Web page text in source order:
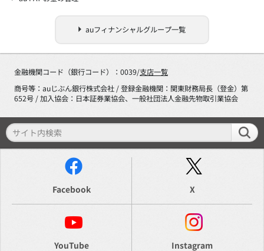
auフィナンシャルグループ一覧
金融機関コード（銀行コード）：0039/支店一覧
商号等：auじぶん銀行株式会社 / 登録金融機関：関東財務局長（登金）第
652号 / 加入協会：日本証券業協会、一般社団法人金融先物取引業協会
Facebook X
YouTube Instagram